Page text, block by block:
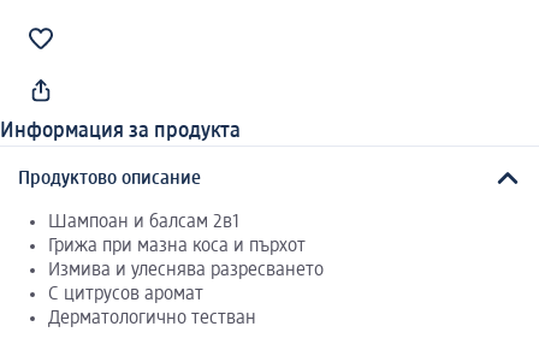
Информация за продукта
Продуктово описание
Шампоан и балсам 2в1
Грижа при мазна коса и пърхот
Измива и улеснява разресването
С цитрусов аромат
Дерматологично тестван